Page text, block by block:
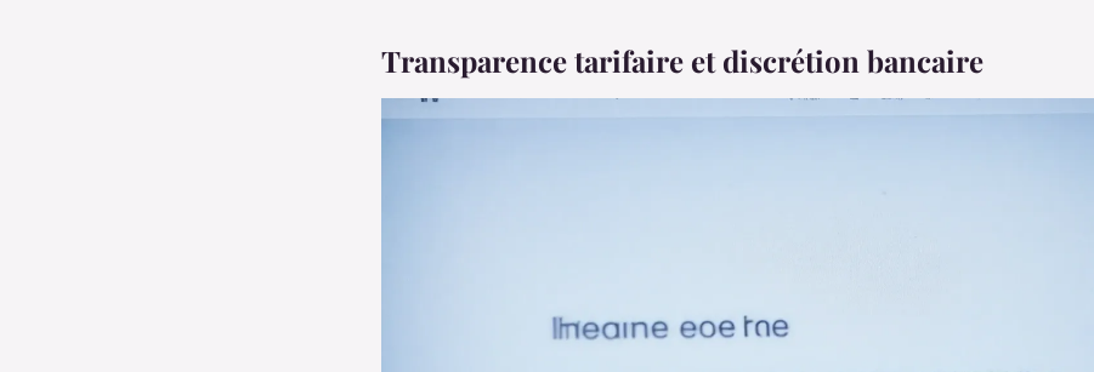
Transparence tarifaire et discrétion bancaire